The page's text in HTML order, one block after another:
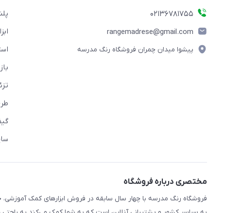
02136781755
rangemadrese@gmail.com
پیشوا میدان چمران فروشگاه رنگ مدرسه
مختصری درباره فروشگاه
فروشگاه رنگ مدرسه با چهار سال سابقه در فروش ابزارهای کمک